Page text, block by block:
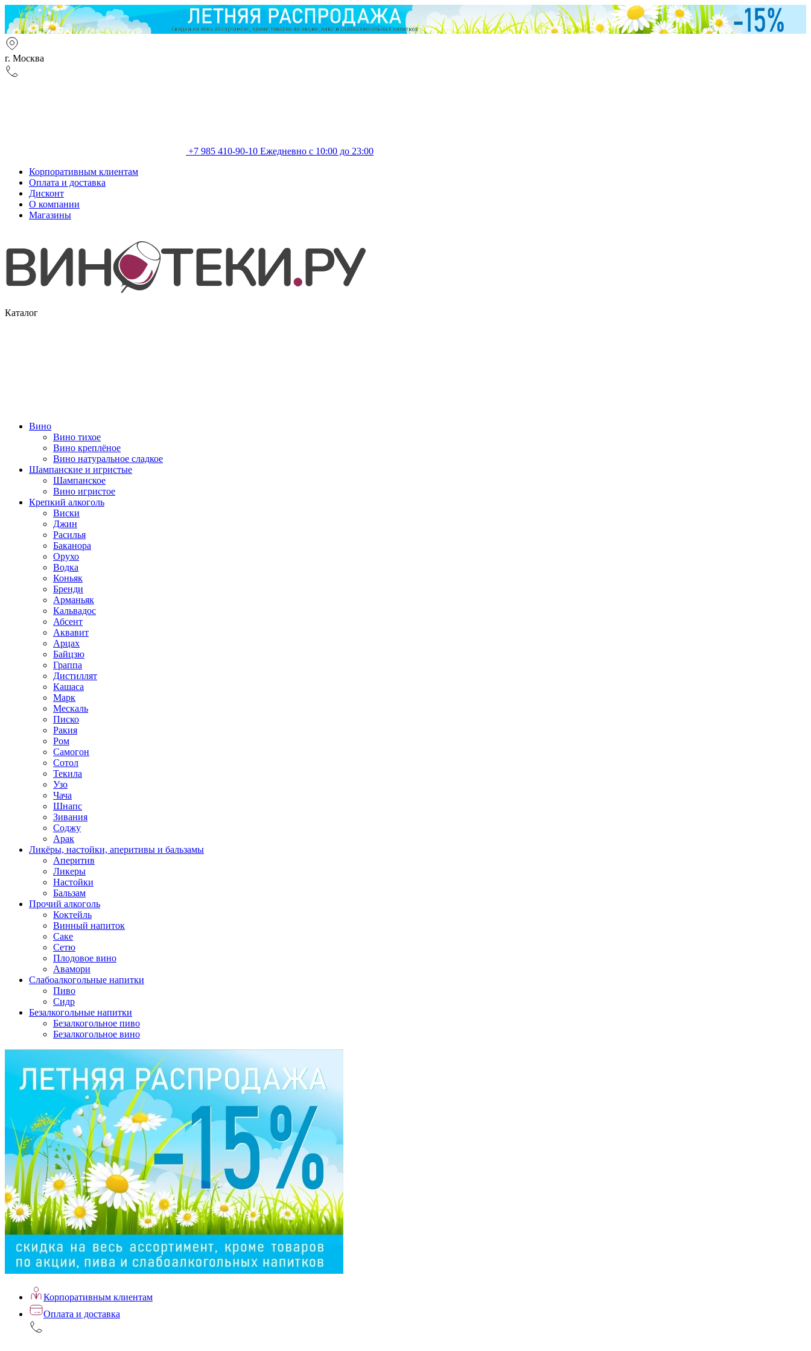
г. Москва
+7 985 410-90-10 Ежедневно с 10:00 до 23:00
Корпоративным клиентам
Оплата и доставка
Дисконт
О компании
Магазины
Каталог
Вино
Вино тихое
Вино креплёное
Вино натуральное сладкое
Шампанские и игристые
Шампанское
Вино игристое
Крепкий алкоголь
Виски
Джин
Расилья
Баканора
Орухо
Водка
Коньяк
Бренди
Арманьяк
Кальвадос
Абсент
Аквавит
Арцах
Байцзю
Граппа
Дистиллят
Кашаса
Марк
Мескаль
Писко
Ракия
Ром
Самогон
Сотол
Текила
Узо
Чача
Шнапс
Зивания
Соджу
Арак
Ликёры, настойки, аперитивы и бальзамы
Аперитив
Ликеры
Настойки
Бальзам
Прочий алкоголь
Коктейль
Винный напиток
Саке
Сетю
Плодовое вино
Авамори
Слабоалкогольные напитки
Пиво
Сидр
Безалкогольные напитки
Безалкогольное пиво
Безалкогольное вино
Корпоративным клиентам
Оплата и доставка